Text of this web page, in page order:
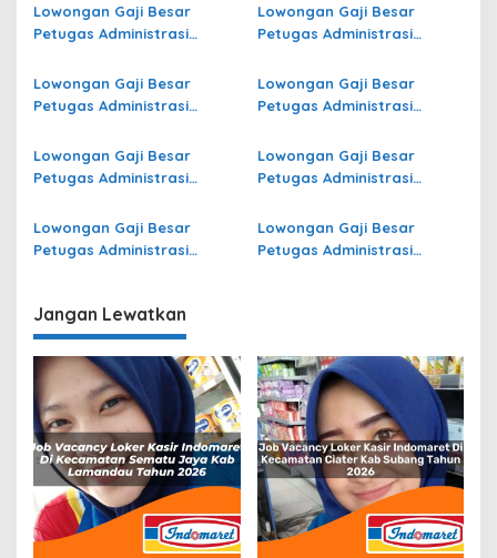
Lowongan Gaji Besar
Petugas Administrasi
Raharja di Pasaman Barat
Terbaru
Lowongan Gaji Besar
Petugas Administrasi
Seram Bagian Barat
Terbaru
Lowongan Gaji Besar
Petugas Administrasi
Raharja di Kota Bengkulu
Terbaru
Lowongan Gaji Besar
Petugas Administrasi
Ogan Komering Ilir Terbaru
Lowongan Gaji Besar
Petugas Administrasi
Tenggara Terbaru
Lowongan Gaji Besar
Petugas Administrasi
Pegunungan Bintang
Terbaru
Lowongan Gaji Besar
Petugas Administrasi
Lowongan Gaji Besar
Petugas Administrasi
Jangan Lewatkan